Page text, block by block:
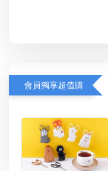
會員獨享超值購